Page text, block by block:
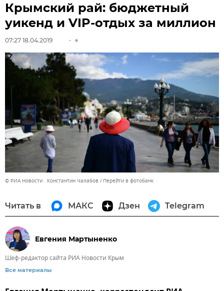
Крымский рай: бюджетный
уикенд и VIP-отдых за миллион
07:27 18.04.2019
© РИА Новости . Константин Чалабов Перейти в фотобанк
Читать в МАКС Дзен Telegram
Евгения Мартыненко
Шеф-редактор сайта РИА Новости Крым
Все материалы